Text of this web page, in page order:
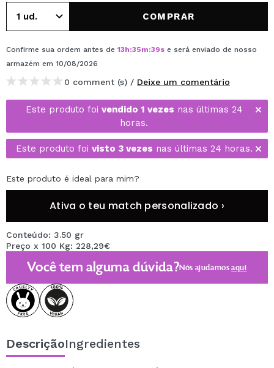
COMPRAR
Confirme sua ordem antes de 13h:35m:39s e será enviado de nosso
armazém em 10/08/2026
0 comment (s) / Deixe um comentário
Este produto foi vendido 1 vezes nas últimas 24
horas.
Este produto foi visto 3 vezes nas últimas 24 horas.
Este produto é ideal para mim?
Ativa o teu match personalizado ›
Conteúdo: 3.50 gr
Preço x 100 Kg: 228,29€
Você tem alguma dúvida?Nós ajudamosaqui
DescriçãoIngredientes